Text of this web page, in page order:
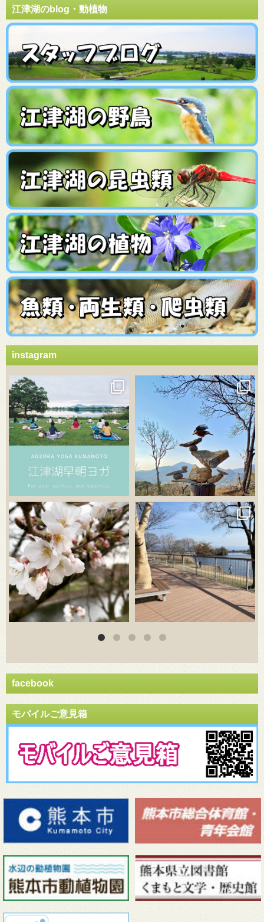
江津湖のblog・動植物
instagram
3月 20
3月 18
3月 18
facebook
モバイルご意見箱